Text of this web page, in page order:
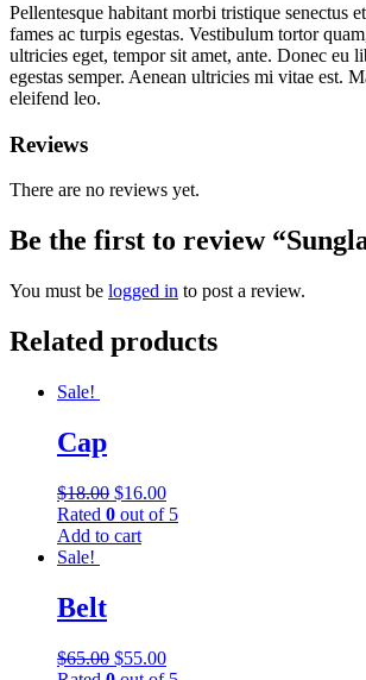
Pellentesque habitant morbi tristique senectus
fames ac turpis egestas. Vestibulum tortor
ultricies eget, tempor sit amet, ante. Donec eu
egestas semper. Aenean ultricies mi vitae est.
eleifend leo.
Reviews
There are no reviews yet.
Be the first to review
You must be logged in to post a review.
Related products
Sale!
Cap
$18.00 $16.00
Rated 0 out of 5
Add to cart
Sale!
Belt
$65.00 $55.00